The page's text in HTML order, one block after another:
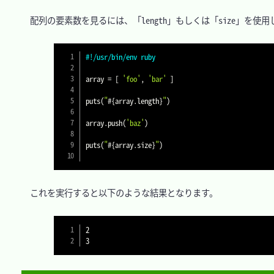
配列の要素数を見るには、「length」もしくは「size」を使用
#!/usr/bin/env ruby
array = [ 'foo' , 'bar' ]
puts("#{array.length}")
array.push('baz')
puts("#{array.size}")
これを実行すると以下のような結果となります。
2
3